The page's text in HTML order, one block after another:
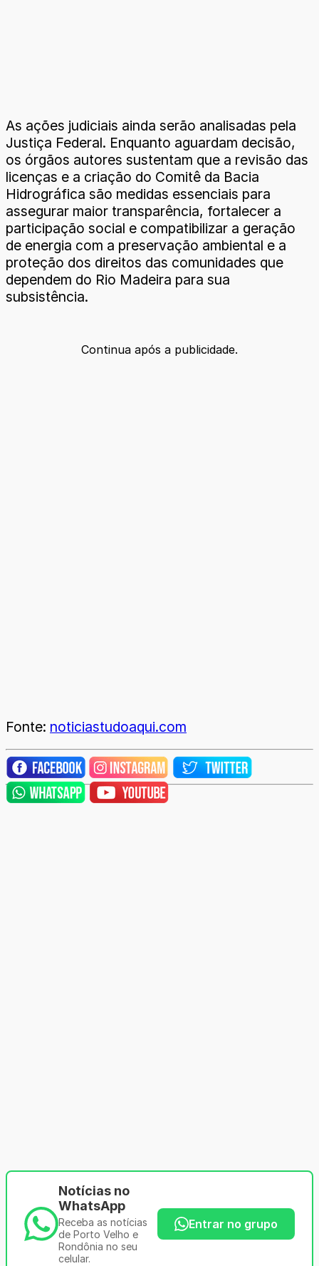
As ações judiciais ainda serão analisadas pela
Justiça Federal. Enquanto aguardam decisão,
os órgãos autores sustentam que a revisão das
licenças e a criação do Comitê da Bacia
Hidrográfica são medidas essenciais para
assegurar maior transparência, fortalecer a
participação social e compatibilizar a geração
de energia com a preservação ambiental e a
proteção dos direitos das comunidades que
dependem do Rio Madeira para sua
subsistência.
Continua após a publicidade.
Fonte: noticiastudoaqui.com
Notícias no
WhatsApp
Receba as notícias
de Porto Velho e
Rondônia no seu
celular.
Entrar no grupo